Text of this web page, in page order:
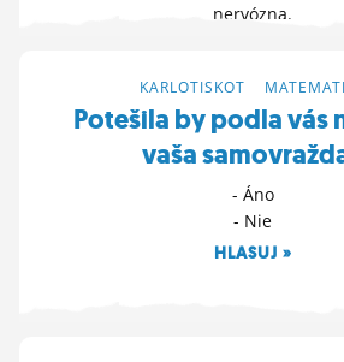
nervózna.
ĎALŠIE MOŽNOSTI »
2. 11. 2022 17:32
KARLOTISKOT
Potešila by podla vás
vaša
- Áno
- Nie
HLASUJ »